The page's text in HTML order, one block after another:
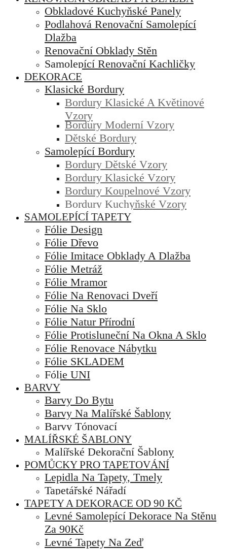
Obkladové Kuchyňské Panely
Podlahová Renovační Samolepící
Dlažba
Renovační Obklady Stěn
Samolepící Renovační Kachličky
DEKORACE
Klasické Bordury
Bordury Klasické A Květinové
Vzory
Bordury Moderní Vzory
Dětské Bordury
Samolepící Bordury
Bordury Dětské Vzory
Bordury Klasické Vzory
Bordury Koupelnové Vzory
Bordury Kuchyňské Vzory
SAMOLEPÍCÍ TAPETY
Fólie Design
Fólie Dřevo
Fólie Imitace Obklady A Dlažba
Fólie Metráž
Fólie Mramor
Fólie Na Renovaci Dveří
Fólie Na Sklo
Fólie Natur Přírodní
Fólie Protisluneční Na Okna A Sklo
Fólie Renovace Nábytku
Fólie SKLADEM
Fólie UNI
BARVY
Barvy Do Bytu
Barvy Na Malířské Šablony
Barvy Tónovací
MALÍŘSKÉ ŠABLONY
Malířské Dekorační Šablony
POMŮCKY PRO TAPETOVÁNÍ
Lepidla Na Tapety, Tmely
Tapetářské Nářadí
TAPETY A DEKORACE OD 90 KČ
Levné Samolepící Dekorace Na Stěnu
Za 90Kč
Levné Tapety Na Zeď